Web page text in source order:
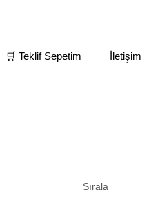
🛒 Teklif Sepetim İletişim
Sırala